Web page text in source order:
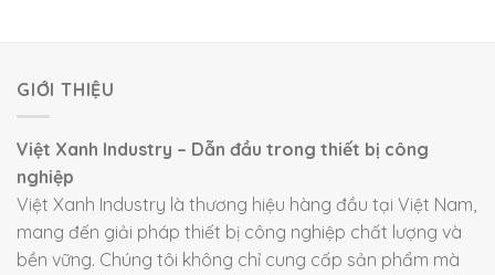
GIỚI THIỆU
Việt Xanh Industry – Dẫn đầu trong thiết bị công
nghiệp
Việt Xanh Industry là thương hiệu hàng đầu tại Việt Nam,
mang đến giải pháp thiết bị công nghiệp chất lượng và
bền vững. Chúng tôi không chỉ cung cấp sản phẩm mà